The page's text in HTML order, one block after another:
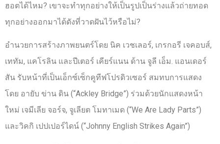
ฮอตได้ไหม? เขาจะทำทุกอย่างให้เป็นรูปเป็นร่างแล้วถ่ายทอด
ทุกอย่างออกมาได้ดังที่วาดฝันไว้หรือไม่?
อำนวยการสร้างภาพยนตร์โดย นิค เวชเลอร์, เกรกอรี เจคอบส์,
เททัม, แคโรลิน และปีเตอร์ เคียร์แนน ด้าน จูลี เอ็ม. แอนเดอร์
สัน รับหน้าที่เป็นเอ็กซ์เซ็กคูทีฟโปรดิวเซอร์ สมทบการแสดง
โดย อายับ ข่าน ดิน (“Ackley Bridge”) ร่วมด้วยนักแสดงหน้า
ใหม่ เจมีเลีย จอร์จ, จูเลียต โมทาเมด (“We Are Lady Parts”)
และวิคกิ เปปเปอร์ไดน์ (“Johnny English Strikes Again”)